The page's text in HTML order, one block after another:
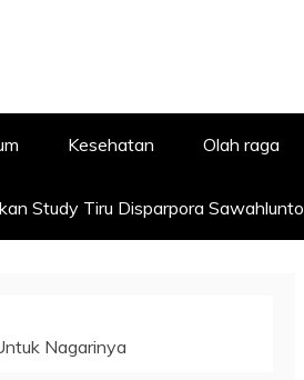
Kesehatan Olah raga
Study Tiru Disparpora Sawahlunto
Nagarinya